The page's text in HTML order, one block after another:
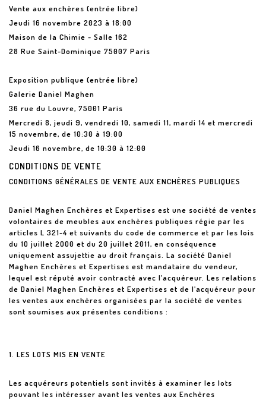
Vente aux enchères (entrée libre)
Jeudi 16 novembre 2023 à 18:00
Maison de la Chimie - Salle 162
28 Rue Saint-Dominique 75007 Paris
Exposition publique (entrée libre)
Galerie Daniel Maghen
36 rue du Louvre, 75001 Paris
Mercredi 8, jeudi 9, vendredi 10, samedi 11, mardi 14 et mercredi
15 novembre, de 10:30 à 19:00
Jeudi 16 novembre, de 10:30 à 12:00
CONDITIONS DE VENTE
CONDITIONS GÉNÉRALES DE VENTE AUX ENCHÈRES PUBLIQUES
Daniel Maghen Enchères et Expertises est une société de ventes
volontaires de meubles aux enchères publiques régie par les
articles L 321-4 et suivants du code de commerce et par les lois
du 10 juillet 2000 et du 20 juillet 2011, en conséquence
uniquement assujettie au droit français. La société Daniel
Maghen Enchères et Expertises est mandataire du vendeur,
lequel est réputé avoir contracté avec l’acquéreur. Les relations
de Daniel Maghen Enchères et Expertises et de l’acquéreur pour
les ventes aux enchères organisées par la société de ventes
sont soumises aux présentes conditions :
1. LES LOTS MIS EN VENTE
Les acquéreurs potentiels sont invités à examiner les lots
pouvant les intéresser avant les ventes aux Enchères